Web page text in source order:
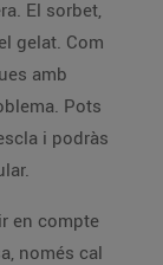
El sorbet,
gelat. Com
amb
Pots
i podràs
en compte
només cal